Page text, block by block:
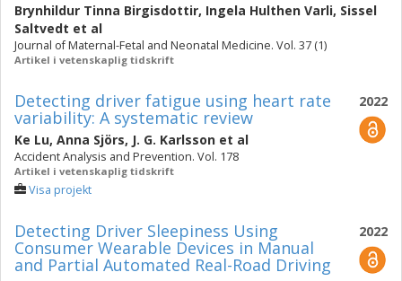
Brynhildur Tinna Birgisdottir, Ingela Hulthen Varli, Sissel
Saltvedt et al
Journal of Maternal-Fetal and Neonatal Medicine. Vol. 37 (1)
Artikel i vetenskaplig tidskrift
2022
Detecting driver fatigue using heart rate
variability: A systematic review
Ke Lu, Anna Sjörs, J. G. Karlsson et al
Accident Analysis and Prevention. Vol. 178
Artikel i vetenskaplig tidskrift
Visa projekt
2022
Detecting Driver Sleepiness Using
Consumer Wearable Devices in Manual
and Partial Automated Real-Road Driving